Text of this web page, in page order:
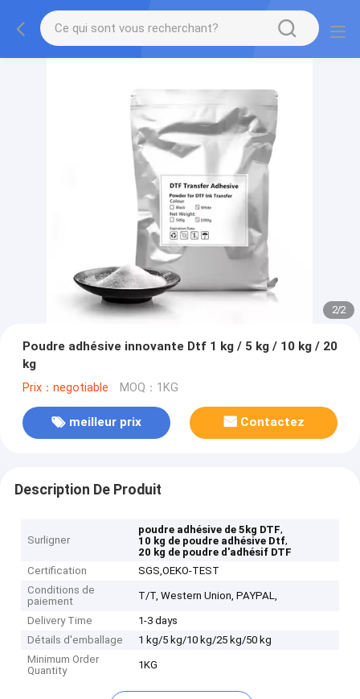
2/2
Poudre adhésive innovante Dtf 1 kg / 5 kg / 10 kg / 20
kg
Prix：negotiable MOQ：1KG
meilleur prix Contactez
Description De Produit
Surligner
poudre adhésive de 5kg DTF,
10 kg de poudre adhésive Dtf,
20 kg de poudre d'adhésif DTF
Certification
SGS,OEKO-TEST
Conditions de
paiement
T/T, Western Union, PAYPAL,
Delivery Time
1-3 days
Détails d'emballage
1 kg/5 kg/10 kg/25 kg/50 kg
Minimum Order
Quantity
1KG